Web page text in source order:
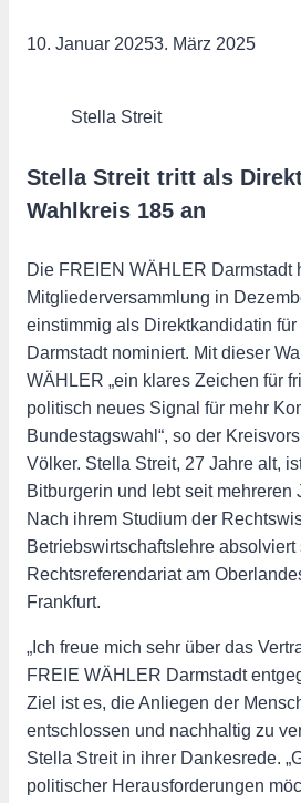
10. Januar 20253. März 2025
Stella Streit
Stella Streit tritt als
Wahlkreis 185 an
Die FREIEN WÄHLER Darmstadt
Mitgliederversammlung in
einstimmig als Direktkandidatin
Darmstadt nominiert. Mit dieser
WÄHLER „ein klares Zeichen für
politisch neues Signal für mehr
Bundestagswahl“, so der
Völker. Stella Streit, 27 Jahre alt,
Bitburgerin und lebt seit mehreren
Nach ihrem Studium der
Betriebswirtschaftslehre
Rechtsreferendariat am
Frankfurt.
„Ich freue mich sehr über das
FREIE WÄHLER Darmstadt
Ziel ist es, die Anliegen der
entschlossen und nachhaltig zu
Stella Streit in ihrer Dankesrede.
politischer Herausforderungen